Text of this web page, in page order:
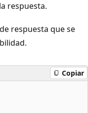
respuesta.
respuesta que se
Copiar